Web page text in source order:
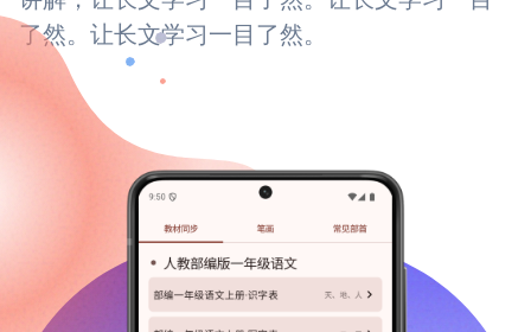
了然。让长文学习一目了然。